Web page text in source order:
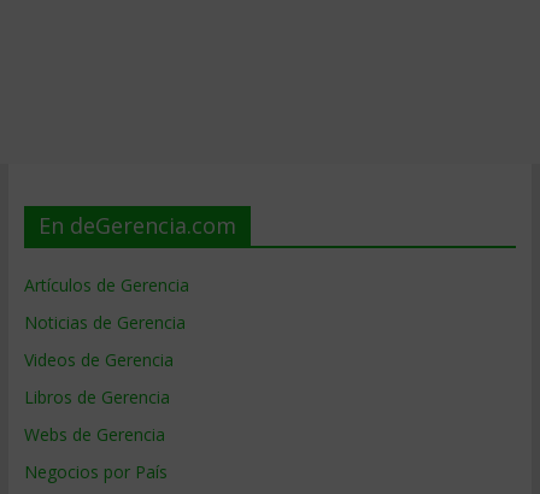
En deGerencia.com
Artículos de Gerencia
Noticias de Gerencia
Videos de Gerencia
Libros de Gerencia
Webs de Gerencia
Negocios por País